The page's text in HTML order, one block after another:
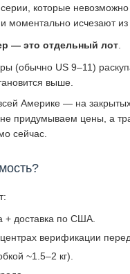
которые
моментально исчезают
— это отдельный лот
(обычно US 9–11)
выше.
Америке — на
придумываем цены, а
сейчас.
+ доставка по США.
верификации
~1.5–2 кг).